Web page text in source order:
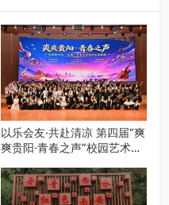
以乐会友·共赴清凉 第四届“爽
爽贵阳·青春之声”校园艺术交